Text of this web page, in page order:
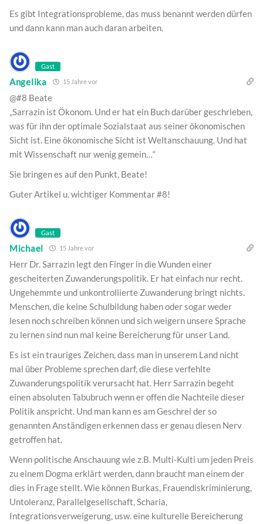
Es gibt Integrationsprobleme, das muss benannt werden dürfen
und dann kann man auch daran arbeiten.
Gast
Angelika 15 Jahre vor
@#8 Beate
„Sarrazin ist Ökonom. Und er hat ein Buch darüber geschrieben,
was für ihn der optimale Sozialstaat aus seiner ökonomischen
Sicht ist. Eine ökonomische Sicht ist Weltanschauung. Und hat
mit Wissenschaft nur wenig gemein…“
Sie bringen es auf den Punkt, Beate!
Guter Artikel u. wichtiger Kommentar #8!
Gast
Michael 15 Jahre vor
Herr Dr. Sarrazin legt den Finger in die Wunden einer
gescheiterten Zuwanderungspolitik. Er hat einfach nur recht.
Ungehemmte und unkontrollierte Zuwanderung bringt nichts.
Menschen, die keine Schulbildung haben oder sogar weder
lesen noch schreiben können und sich weigern unsere Sprache
zu lernen sind nun mal keine Bereicherung für unser Land.
Es ist ein trauriges Zeichen, dass man in unserem Land nicht
mal über Probleme sprechen darf, die diese verfehlte
Zuwanderungspolitik verursacht hat. Herr Sarrazin begeht
einen absoluten Tabubruch wenn er offen die Nachteile dieser
Politik anspricht. Und man kann es am Geschrei der so
genannten Anständigen erkennen dass er genau diesen Nerv
getroffen hat.
Wenn politische Anschauung wie z.B. Multi-Kulti um jeden Preis
zu einem Dogma erklärt werden, dann braucht man einem der
dies in Frage stellt. Wie können Burkas, Frauendiskriminierung,
Untoleranz, Parallelgesellschaft, Scharia,
Integrationsverweigerung, usw. eine kulturelle Bereicherung